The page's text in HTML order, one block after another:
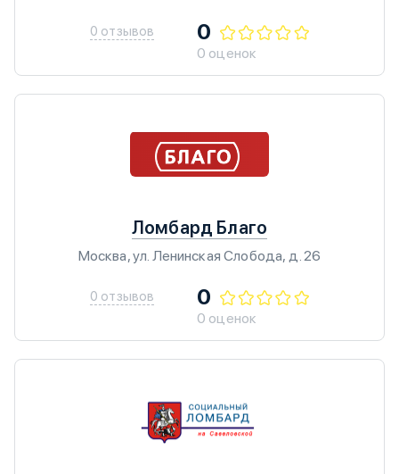
0 отзывов 0
0 оценок
Ломбард Благо
Москва, ул. Ленинская Слобода, д. 26
0 отзывов 0
0 оценок